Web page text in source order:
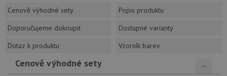
Cenově výhodné sety
Popis produktu
Doporučujeme dokoupit
Dostupné varianty
Dotaz k produktu
Vzorník barev
Cenově výhodné sety